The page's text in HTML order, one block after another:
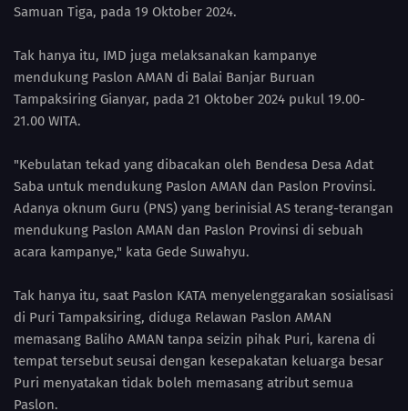
Samuan Tiga, pada 19 Oktober 2024.
Tak hanya itu, IMD juga melaksanakan kampanye
mendukung Paslon AMAN di Balai Banjar Buruan
Tampaksiring Gianyar, pada 21 Oktober 2024 pukul 19.00-
21.00 WITA.
"Kebulatan tekad yang dibacakan oleh Bendesa Desa Adat
Saba untuk mendukung Paslon AMAN dan Paslon Provinsi.
Adanya oknum Guru (PNS) yang berinisial AS terang-terangan
mendukung Paslon AMAN dan Paslon Provinsi di sebuah
acara kampanye," kata Gede Suwahyu.
Tak hanya itu, saat Paslon KATA menyelenggarakan sosialisasi
di Puri Tampaksiring, diduga Relawan Paslon AMAN
memasang Baliho AMAN tanpa seizin pihak Puri, karena di
tempat tersebut seusai dengan kesepakatan keluarga besar
Puri menyatakan tidak boleh memasang atribut semua
Paslon.